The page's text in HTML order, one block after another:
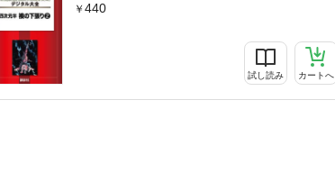
440
試し読み カートへ